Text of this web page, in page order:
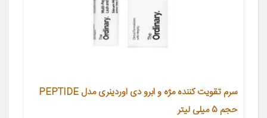
سرم تقویت کننده مژه و ابرو دی اوردینری مدل PEPTIDE
حجم 5 میلی لیتر